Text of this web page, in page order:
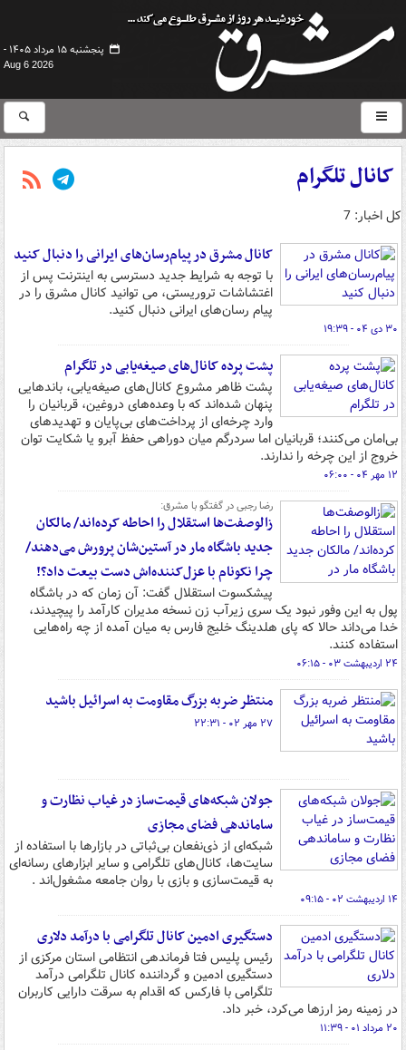
پنجشنبه ۱۵ مرداد ۱۴۰۵ -
Aug 6 2026
کانال تلگرام
کل اخبار: 7
کانال مشرق در پیام‌رسان‌های ایرانی را دنبال کنید
با توجه به شرایط جدید دسترسی به اینترنت پس از
اغتشاشات تروریستی، می توانید کانال مشرق را در
پیام رسان‌های ایرانی دنبال کنید.
۳۰ دی ۰۴ - ۱۹:۳۹
پشت پرده کانال‌های صیغه‌یابی در تلگرام
پشت ظاهر مشروع کانال‌های صیغه‌یابی، باندهایی
پنهان شده‌اند که با وعده‌های دروغین، قربانیان را
وارد چرخه‌ای از پرداخت‌های بی‌پایان و تهدیدهای
بی‌امان می‌کنند؛ قربانیان اما سردرگم میان دوراهی حفظ آبرو یا شکایت توان
خروج از این چرخه را ندارند.
۱۲ مهر ۰۴ - ۰۶:۰۰
رضا رجبی در گفتگو با مشرق:
زالوصفت‌ها استقلال را احاطه کرده‌اند/ مالکان
جدید باشگاه مار در آستین‌شان پرورش می‌دهند/
چرا نکونام با عزل‌کننده‌اش دست بیعت داد؟!
پیشکسوت استقلال گفت: آن زمان که در باشگاه
پول به این وفور نبود یک سری زیرآب زن نسخه مدیران کارآمد را پیچیدند،
خدا می‌داند حالا که پای هلدینگ خلیج فارس به میان آمده از چه راه‌هایی
استفاده کنند.
۲۴ اردیبهشت ۰۳ - ۰۶:۱۵
منتظر ضربه بزرگ مقاومت به اسرائیل باشید
۲۷ مهر ۰۲ - ۲۲:۳۱
جولان شبکه‌های قیمت‌ساز در غیاب نظارت و
ساماندهی فضای مجازی
شبکه‌ای از ذی‌نفعان بی‌ثباتی در بازارها با استفاده از
سایت‌ها، کانال‌های تلگرامی و سایر ابزارهای رسانه‌ای
به قیمت‌سازی و بازی با روان جامعه مشغول‌اند .
۱۴ اردیبهشت ۰۲ - ۰۹:۱۵
دستگیری ادمین کانال تلگرامی با درآمد دلاری
رئیس پلیس فتا فرماندهی انتظامی استان مرکزی از
دستگیری ادمین و گرداننده کانال تلگرامی درآمد
تلگرامی با فارکس که اقدام به سرقت دارایی کاربران
در زمینه رمز ارزها می‌کرد، خبر داد.
۲۰ مرداد ۰۱ - ۱۱:۳۹